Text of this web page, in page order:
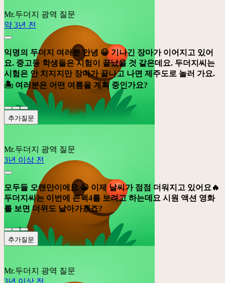
Mr.두더지
광역 질문
약 3년 전
익명의 두더지 여러분 안녕 😀 기나긴 장마가 이어지고 있어
요. 중고등 학생들은 시험이 끝났을 것 같은데요. 두더지씨는
시험은 안 치지지만 장마가 끝나고 나면 제주도로 놀러 가요.
🏝️️ 여러분은 어떤 여름을 계획 중인가요?
추가질문
Mr.두더지
광역 질문
3년 이상 전
모두들 오랜만이에요 😀 이제 날씨가 점점 더워지고 있어요🔥
두더지씨는 이번에 존윅4를 보려고 하는데요 시원 액션 영화
를 보면 더위도 날아가겠죠?
추가질문
Mr.두더지
광역 질문
3년 이상 전